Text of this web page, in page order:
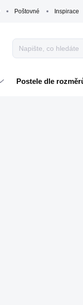
Poštovné Inspirace
Postele dle